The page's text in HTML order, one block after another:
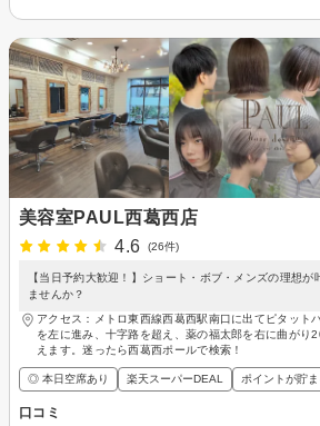
美容室PAUL西葛西店
4.6
(26件)
【当日予約大歓迎！】ショート・ボブ・メンズの理想が
ませんか？
アクセス：メトロ東西線西葛西駅南口に出てピタット
を左に進み、十字路を超え、薬の福太郎を右に曲がり
えます。迷ったら西葛西ポールで検索！
◎ 本日空席あり 楽天スーパーDEAL ポイントが貯
口コミ